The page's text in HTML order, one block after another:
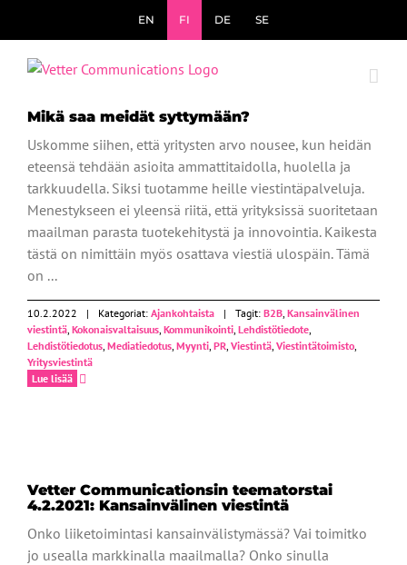
content
EN FI DE SE
Ajankohtaista
Mikä saa meidät syttymään?
Uskomme siihen, että yritysten arvo nousee, kun heidän
eteensä tehdään asioita ammattitaidolla, huolella ja
tarkkuudella. Siksi tuotamme heille viestintäpalveluja.
Menestykseen ei yleensä riitä, että yrityksissä suoritetaan
maailman parasta tuotekehitystä ja innovointia. Kaikesta
tästä on nimittäin myös osattava viestiä ulospäin. Tämä
on ...
10.2.2022 | Kategoriat: Ajankohtaista | Tagit: B2B, Kansainvälinen
viestintä, Kokonaisvaltaisuus, Kommunikointi, Lehdistötiedote,
Lehdistötiedotus, Mediatiedotus, Myynti, PR, Viestintä, Viestintätoimisto,
Yritysviestintä
Lue lisää
Ajankohtaista
Vetter Communicationsin teematorstai
4.2.2021: Kansainvälinen viestintä
Onko liiketoimintasi kansainvälistymässä? Vai toimitko
jo usealla markkinalla maailmalla? Onko sinulla